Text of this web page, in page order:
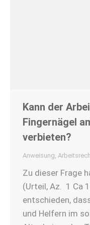
Kann der
Fingernägel
verbieten?
Anweisung,
Zu dieser Frage
(Urteil, Az. 1 Ca
entschieden,
und Helfern im